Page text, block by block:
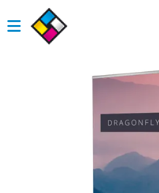
Виж детайлите Двоен Рол Банер